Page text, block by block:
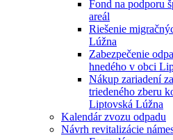
Fond na podporu
areál
Riešenie
Lúžna
Zabezpečenie
hnedého v obci
Nákup zariadení
triedeného zberu
Liptovská Lúžna
Kalendár zvozu odpadu
Návrh revitalizácie